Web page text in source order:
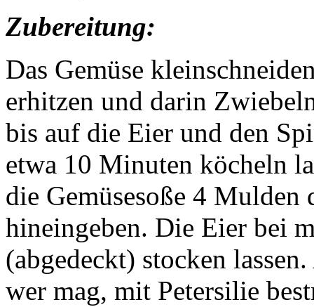
Zubereitung:
Das Gemüse
erhitzen und darin
bis auf die Eier und den
etwa 10 Minuten köcheln
die Gemüsesoße 4
hineingeben. Die Eier bei
(abgedeckt) stocken
wer mag, mit Petersilie